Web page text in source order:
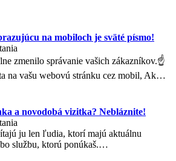
na mobiloch je sväté písmo!
zmenilo správanie vašich zákazníkov.☝
na vašu webovú stránku cez mobil, Ak…
a novodobá vizitka? Nebláznite!
ju len ľudia, ktorí majú aktuálnu
službu, ktorú ponúkaš.…